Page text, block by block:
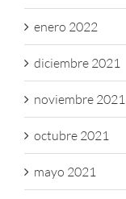
enero 2022
diciembre 2021
noviembre 2021
octubre 2021
mayo 2021